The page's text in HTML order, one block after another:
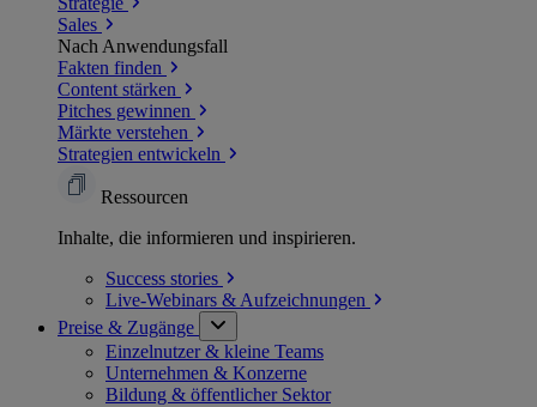
Sales
Nach Anwendungsfall
Fakten finden
Content stärken
Pitches gewinnen
Märkte verstehen
Strategien entwickeln
Ressourcen
Inhalte, die informieren und inspirieren.
Success stories
Live-Webinars & Aufzeichnungen
Preise & Zugänge
Einzelnutzer & kleine Teams
Unternehmen & Konzerne
Bildung & öffentlicher Sektor